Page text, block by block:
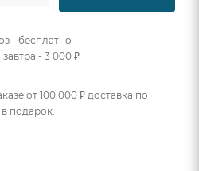
- бесплатно
- 3 000 ₽
от 100 000 ₽ доставка по
подарок.